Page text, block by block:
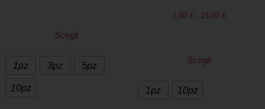
Scegli
1pz 3pz 5pz
10pz
1,80 € - 15,00 €
Scegli
1pz 10pz